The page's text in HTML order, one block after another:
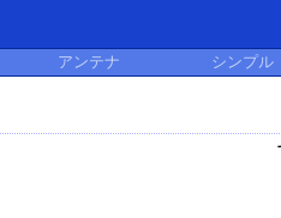
アンテナ シンプル